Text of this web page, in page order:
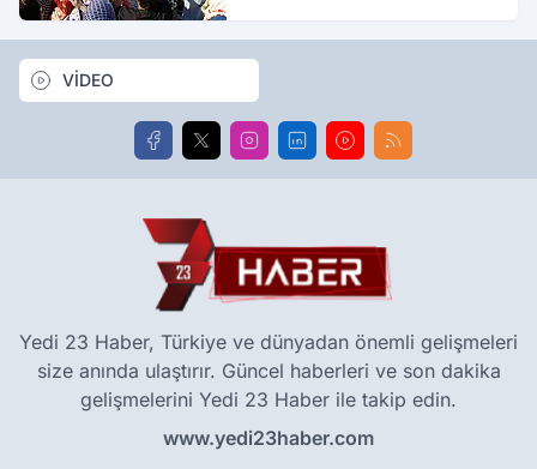
VİDEO
Yedi 23 Haber, Türkiye ve dünyadan önemli gelişmeleri
size anında ulaştırır. Güncel haberleri ve son dakika
gelişmelerini Yedi 23 Haber ile takip edin.
www.yedi23haber.com